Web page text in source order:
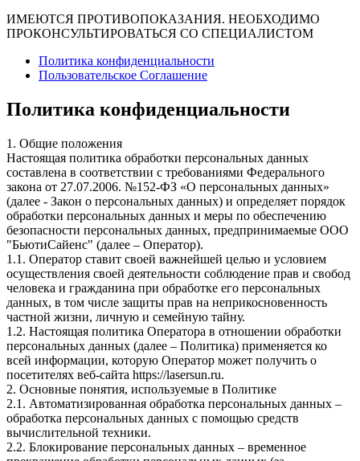
ИМЕЮТСЯ ПРОТИВОПОКАЗАНИЯ. НЕОБХОДИМО
ПРОКОНСУЛЬТИРОВАТЬСЯ СО СПЕЦИАЛИСТОМ
Политика конфиденциальности
Пользовательское Соглашение
Политика конфиденциальности
1. Общие положения
Настоящая политика обработки персональных данных
составлена в соответствии с требованиями Федерального
закона от 27.07.2006. №152-ФЗ «О персональных данных»
(далее - Закон о персональных данных) и определяет порядок
обработки персональных данных и меры по обеспечению
безопасности персональных данных, предпринимаемые ООО
"БьютиСайенс" (далее – Оператор).
1.1. Оператор ставит своей важнейшей целью и условием
осуществления своей деятельности соблюдение прав и свобод
человека и гражданина при обработке его персональных
данных, в том числе защиты прав на неприкосновенность
частной жизни, личную и семейную тайну.
1.2. Настоящая политика Оператора в отношении обработки
персональных данных (далее – Политика) применяется ко
всей информации, которую Оператор может получить о
посетителях веб-сайта https://lasersun.ru.
2. Основные понятия, используемые в Политике
2.1. Автоматизированная обработка персональных данных –
обработка персональных данных с помощью средств
вычислительной техники.
2.2. Блокирование персональных данных – временное